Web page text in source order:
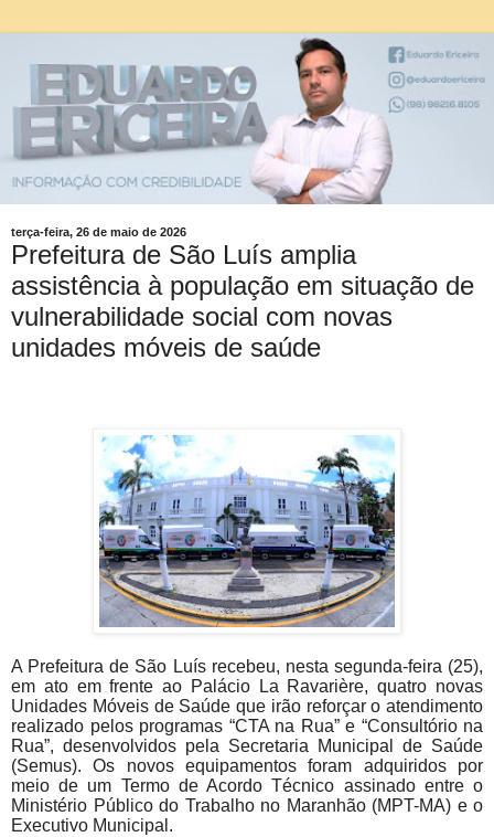
terça-feira, 26 de maio de 2026
Prefeitura de São Luís amplia
assistência à população em situação de
vulnerabilidade social com novas
unidades móveis de saúde
A Prefeitura de São Luís recebeu, nesta segunda-feira (25),
em ato em frente ao Palácio La Ravarière, quatro novas
Unidades Móveis de Saúde que irão reforçar o atendimento
realizado pelos programas “CTA na Rua” e “Consultório na
Rua”, desenvolvidos pela Secretaria Municipal de Saúde
(Semus). Os novos equipamentos foram adquiridos por
meio de um Termo de Acordo Técnico assinado entre o
Ministério Público do Trabalho no Maranhão (MPT-MA) e o
Executivo Municipal.